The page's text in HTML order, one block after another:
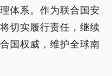
体系。作为联合国安
切实履行责任，继续
国权威，维护全球南